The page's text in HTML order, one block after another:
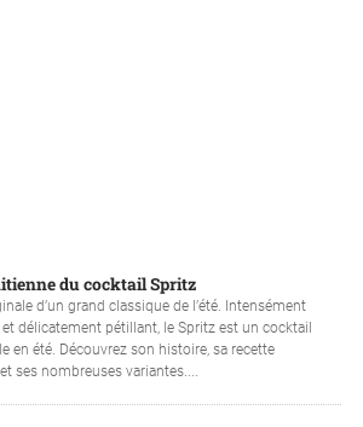
du cocktail Spritz
d’un grand classique de l’été. Intensément
délicatement pétillant, le Spritz est un cocktail
en été. Découvrez son histoire, sa recette
ses nombreuses variantes....